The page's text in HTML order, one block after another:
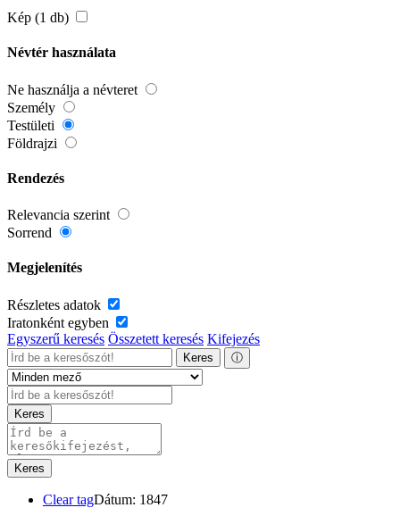
Kép (1 db)
Névtér használata
Ne használja a névteret
Személy
Testületi
Földrajzi
Rendezés
Relevancia szerint
Sorrend
Megjelenítés
Részletes adatok
Iratonként egyben
Egyszerű keresés Összetett keresés Kifejezés
Keres ⓘ
Keres
Keres
Clear tagDátum: 1847